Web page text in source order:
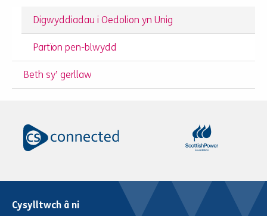
Digwyddiadau i Oedolion yn Unig
Partïon pen-blwydd
Beth sy’ gerllaw
Cysylltwch â ni